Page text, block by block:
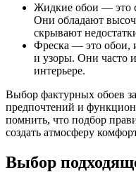
Жидкие обои — это
Они обладают
скрывают
Фреска — это обои,
и узоры. Они часто
интерьере.
Выбор фактурных обоев
предпочтений и
помнить, что подбор
создать атмосферу
Выбор